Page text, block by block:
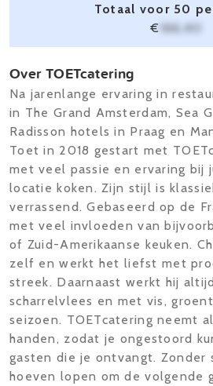
Totaal voor 50
€ 166,40
Over TOETcatering
Na jarenlange ervaring in
in The Grand Amsterdam, Sea
Radisson hotels in Praag en
Toet in 2018 gestart met
met veel passie en ervaring bij
locatie koken. Zijn stijl is
verrassend. Gebaseerd op de
met veel invloeden van
of Zuid-Amerikaanse keuken.
zelf en werkt het liefst met
streek. Daarnaast werkt hij
scharrelvlees en met vis,
seizoen. TOETcatering neemt
handen, zodat je ongestoord
gasten die je ontvangt. Zonder
hoeven lopen om de volgende